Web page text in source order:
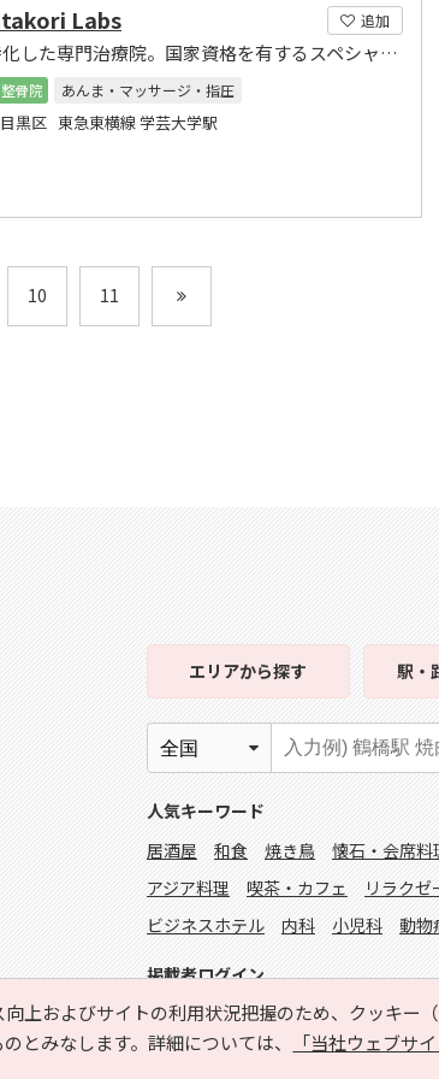
追加
Labs
肩こり・首こりに特化した専門治療院。国家資格を有するスペシャリストによる治療です。
骨院
あんま・マッサージ・指圧
黒区 東急東横線 学芸大学駅
10 11
上およびサイトの利用状況把握のため、クッキー
とみなします。詳細については、
「当社ウェブサ
エリアから探す 駅・
人気キーワード
居酒屋
和食 焼き鳥 懐石・会席料
アジア料理
喫茶・カフェ リラクゼ
ビジネスホテル
内科 小児科 動物
掲載者ログイン